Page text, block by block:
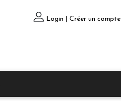
Login | Créer un compte